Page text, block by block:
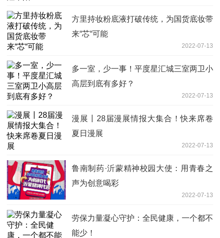
方里持妆粉底液打破传统，为国货底妆带
来“芯“可能
2022-07-13
多一室，少一事！平度星汇城三室两卫小
高层到底有多好？
2022-07-13
漫展丨28届漫展情报大集合！快来席卷
夏日漫展
2022-07-13
鲁南制药·沂蒙精神校园大使：用青春之
声为创意喝彩
2022-07-13
劳保力量凝心守护：全民健康，一个都不
能少！